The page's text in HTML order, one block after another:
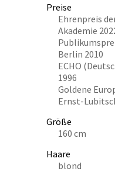
Preise
Ehrenpreis
Akademie
Berlin 2010
ECHO
1996
Goldene
Ernst-
Größe
160 cm
Haare
blond